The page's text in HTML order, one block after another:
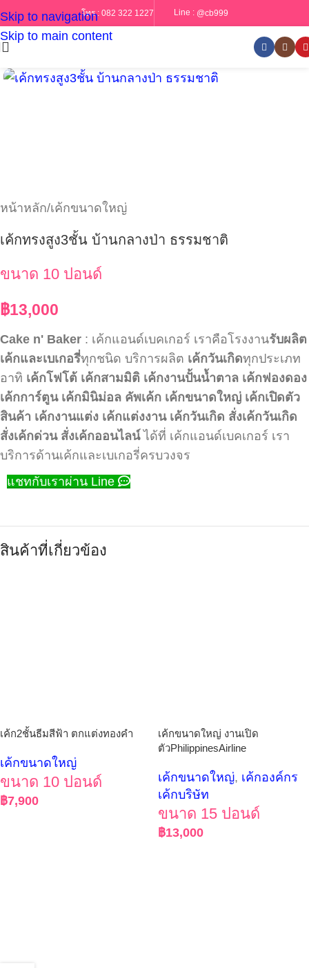
Skip to navigation
Skip to main content
โทร : 082 322 1227 Line : @cb999
หน้าหลัก/เค้กขนาดใหญ่
เค้กทรงสูง3ชั้น บ้านกลางป่า ธรรมชาติ
ขนาด 10 ปอนด์
฿13,000
Cake n' Baker : เค้กแอนด์เบคเกอร์ เราคือโรงงานรับผลิต
เค้กและเบเกอรี่ทุกชนิด บริการผลิต เค้กวันเกิดทุกประเภท
อาทิ เค้กโฟโต้ เค้กสามมิติ เค้กงานปั้นน้ำตาล เค้กฟองดอง
เค้กการ์ตูน เค้กมินิม่อล คัพเค้ก เค้กขนาดใหญ่ เค้กเปิดตัว
สินค้า เค้กงานแต่ง เค้กแต่งงาน เค้กวันเกิด สั่งเค้กวันเกิด
สั่งเค้กด่วน สั่งเค้กออนไลน์ได้ที่ เค้กแอนด์เบคเกอร์ เรา
บริการด้านเค้กและเบเกอรี่ครบวงจร
แชทกับเราผ่าน Line
สินค้าที่เกี่ยวข้อง
เค้ก2ชั้นธีมสีฟ้า ตกแต่งทองคำ
เค้กขนาดใหญ่
ขนาด 10 ปอนด์
฿7,900
เค้กขนาดใหญ่ งานเปิด
ตัวPhilippinesAirline
เค้กขนาดใหญ่, เค้กองค์กร
เค้กบริษัท
ขนาด 15 ปอนด์
฿13,000